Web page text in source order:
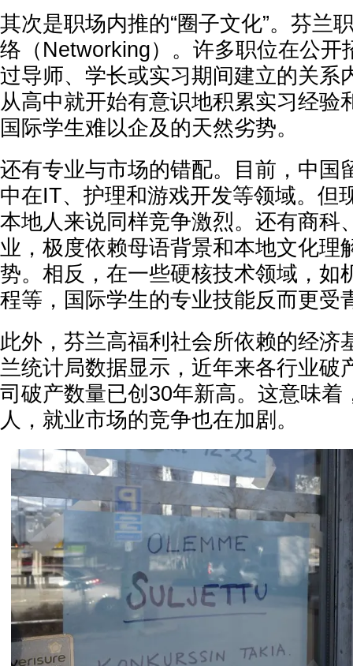
其次是职场内推的“圈子文化”。芬兰
络（Networking）。许多职位在公开
过导师、学长或实习期间建立的关系
从高中就开始有意识地积累实习经验
国际学生难以企及的天然劣势。
还有专业与市场的错配。目前，中国
中在IT、护理和游戏开发等领域。但
本地人来说同样竞争激烈。还有商科
业，极度依赖母语背景和本地文化理
势。相反，在一些硬核技术领域，如
程等，国际学生的专业技能反而更受
此外，芬兰高福利社会所依赖的经济
兰统计局数据显示，近年来各行业破
司破产数量已创30年新高。这意味着
人，就业市场的竞争也在加剧。